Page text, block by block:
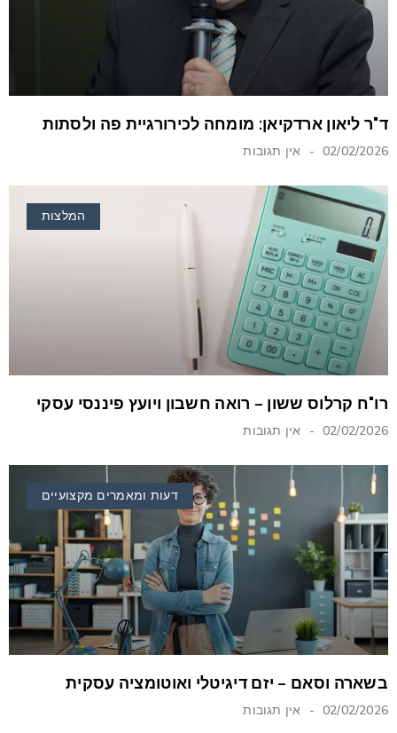
ד"ר ליאון ארדקיאן: מומחה לכירורגיית פה ולסתות
02/02/2026 אין תגובות
המלצות
רו"ח קרלוס ששון – רואה חשבון ויועץ פיננסי עסקי
02/02/2026 אין תגובות
דעות ומאמרים מקצועיים
בשארה וסאם – יזם דיגיטלי ואוטומציה עסקית
02/02/2026 אין תגובות